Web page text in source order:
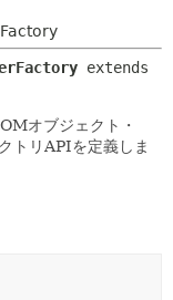
オブジェクト・
トリAPIを定義しま